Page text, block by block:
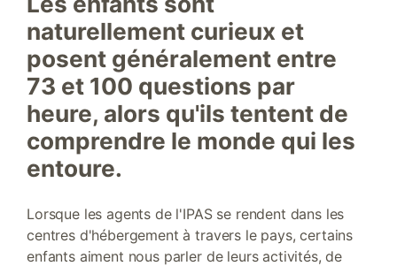
naturellement curieux et
posent généralement entre
73 et 100 questions par
heure, alors qu'ils tentent de
comprendre le monde qui les
entoure.
Lorsque les agents de l'IPAS se rendent dans les
centres d'hébergement à travers le pays, certains
enfants aiment nous parler de leurs activités, de